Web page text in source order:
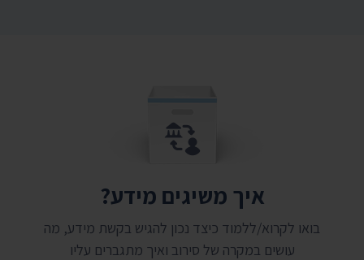
איך משיגים מידע?
בואו לקרוא/ללמוד כיצד נכון להגיש בקשת מידע, מה
עושים במקרה של סירוב ואיך מתגברים עליו